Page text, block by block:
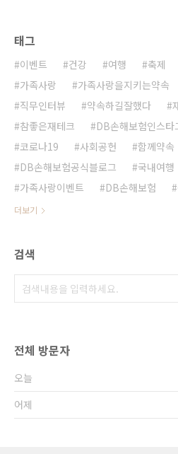
태그
이벤트 건강 여행 축제
가족사랑
가족사랑을지키는약속
직무인터뷰
약속하길잘했다
참좋은재테크
DB손해보험인스타
코로나19
사회공헌 함께약속
DB손해보험공식블로그
국내여행
가족사랑이벤트
DB손해보험
더보기
검색
전체 방문자
오늘
어제